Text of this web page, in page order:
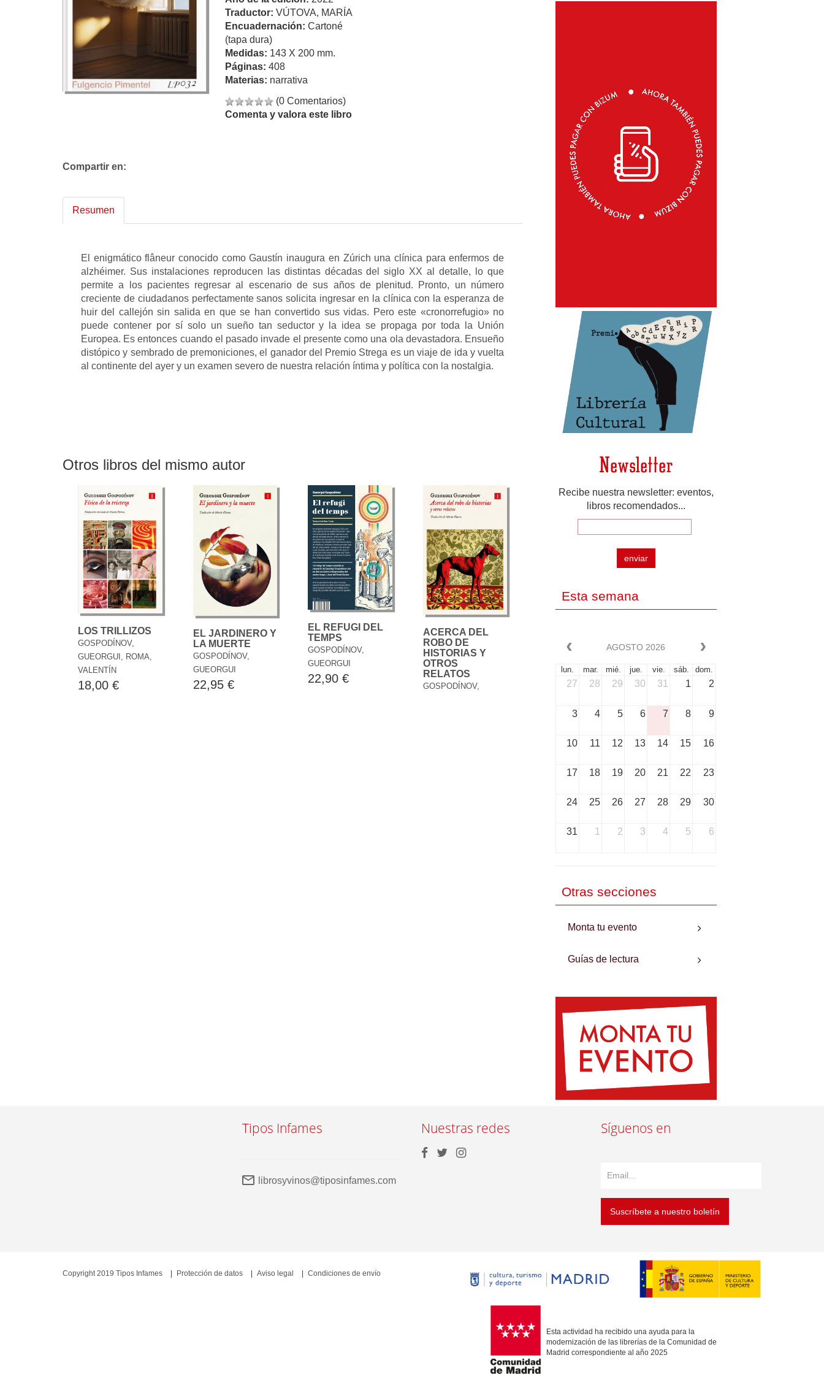
Traductor: VÚTOVA, MARÍA
Encuadernación: Cartoné
(tapa dura)
Medidas: 143 X 200 mm.
Páginas: 408
Materias: narrativa
(0 Comentarios)
Comenta y valora este libro
Compartir en:
Resumen
El enigmático flâneur conocido como Gaustín inaugura en Zúrich una clínica para enfermos de
alzhéimer. Sus instalaciones reproducen las distintas décadas del siglo XX al detalle, lo que
permite a los pacientes regresar al escenario de sus años de plenitud. Pronto, un número
creciente de ciudadanos perfectamente sanos solicita ingresar en la clínica con la esperanza de
huir del callejón sin salida en que se han convertido sus vidas. Pero este «cronorrefugio» no
puede contener por sí solo un sueño tan seductor y la idea se propaga por toda la Unión
Europea. Es entonces cuando el pasado invade el presente como una ola devastadora. Ensueño
distópico y sembrado de premoniciones, el ganador del Premio Strega es un viaje de ida y vuelta
al continente del ayer y un examen severo de nuestra relación íntima y política con la nostalgia.
Otros libros del mismo autor
LOS TRILLIZOS
GOSPODÍNOV,
GUEORGUI, ROMA,
VALENTÍN
18,00 €
EL JARDINERO Y
LA MUERTE
GOSPODÍNOV,
GUEORGUI
22,95 €
EL REFUGI DEL
TEMPS
GOSPODÍNOV,
GUEORGUI
22,90 €
ACERCA DEL
ROBO DE
HISTORIAS Y
OTROS
RELATOS
GOSPODÍNOV,
Newsletter
Recibe nuestra newsletter: eventos,
libros recomendados...
enviar
Esta semana
AGOSTO 2026
lun. mar. mié. jue. vie. sáb. dom.
27 28 29 30 31 1 2
3 4 5 6 7 8 9
10 11 12 13 14 15 16
17 18 19 20 21 22 23
24 25 26 27 28 29 30
31 1 2 3 4 5 6
Otras secciones
Monta tu evento
Guías de lectura
Tipos Infames
librosyvinos@tiposinfames.com
Nuestras redes Síguenos en
Suscríbete a nuestro boletín
Esta actividad ha recibido una ayuda para la
modernización de las librerías de la Comunidad de
Madrid correspondiente al año 2025
Copyright 2019 Tipos Infames Protección de datos Aviso legal Condiciones de envío